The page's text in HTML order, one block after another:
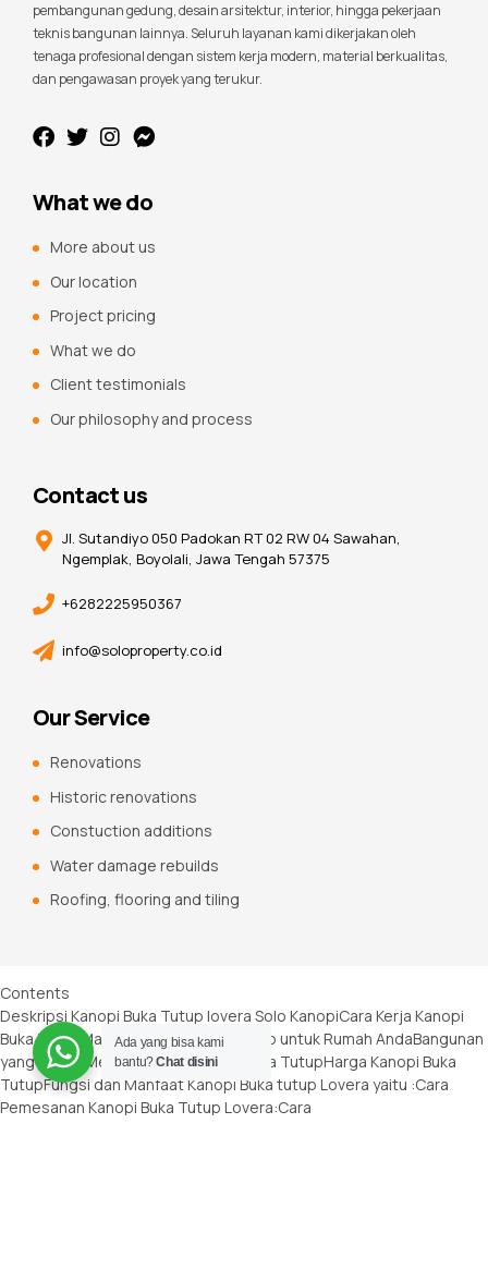
pembangunan gedung, desain arsitektur, interior, hingga pekerjaan
teknis bangunan lainnya. Seluruh layanan kami dikerjakan oleh
tenaga profesional dengan sistem kerja modern, material berkualitas,
dan pengawasan proyek yang terukur.
What we do
More about us
Our location
Project pricing
What we do
Client testimonials
Our philosophy and process
Contact us
Jl. Sutandiyo 050 Padokan RT 02 RW 04 Sawahan,
Ngemplak, Boyolali, Jawa Tengah 57375
+6282225950367
info@soloproperty.co.id
Our Service
Renovations
Historic renovations
Constuction additions
Water damage rebuilds
Roofing, flooring and tiling
Contents
Deskripsi Kanopi Buka Tutup lovera Solo KanopiCara Kerja Kanopi
Buka Tutup Manfaat Kanopi Buka Tutup untuk Rumah AndaBangunan
yang dapat Menggunakan Kanopi Buka TutupHarga Kanopi Buka
TutupFungsi dan Manfaat Kanopi Buka tutup Lovera yaitu :Cara
Pemesanan Kanopi Buka Tutup Lovera:Cara
Ada yang bisa kami
bantu?Chat disini